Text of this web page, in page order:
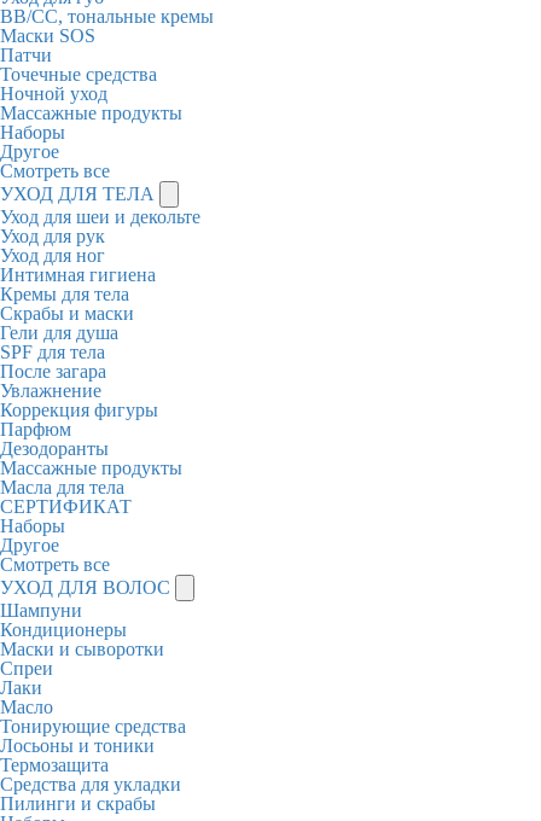
BB/CC, тональные кремы
Маски SOS
Патчи
Точечные средства
Ночной уход
Массажные продукты
Наборы
Другое
Смотреть все
УХОД ДЛЯ ТЕЛА
Уход для шеи и декольте
Уход для рук
Уход для ног
Интимная гигиена
Кремы для тела
Скрабы и маски
Гели для душа
SPF для тела
После загара
Увлажнение
Коррекция фигуры
Парфюм
Дезодоранты
Массажные продукты
Масла для тела
СЕРТИФИКАТ
Наборы
Другое
Смотреть все
УХОД ДЛЯ ВОЛОС
Шампуни
Кондиционеры
Маски и сыворотки
Спреи
Лаки
Масло
Тонирующие средства
Лосьоны и тоники
Термозащита
Средства для укладки
Пилинги и скрабы